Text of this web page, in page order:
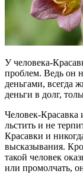
У человека-
проблем. Ведь он
деньгами, всегда
деньги в долг,
Человек-
льстить и не
Красавки и
высказывания.
такой человек
или промолчать,